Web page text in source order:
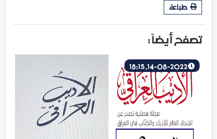
طباعة
تصفح أيضاً :